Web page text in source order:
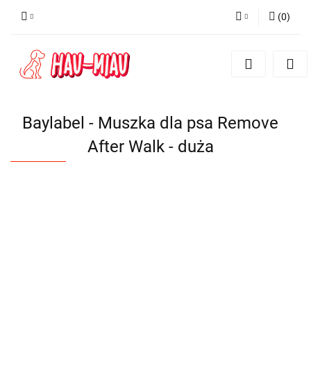
(0)
Baylabel - Muszka dla psa Remove
After Walk - duża